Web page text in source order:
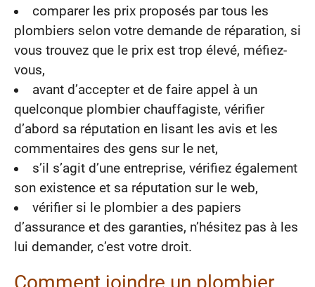
comparer les prix proposés par tous les
plombiers selon votre demande de réparation, si
vous trouvez que le prix est trop élevé, méfiez-
vous,
avant d’accepter et de faire appel à un
quelconque plombier chauffagiste, vérifier
d’abord sa réputation en lisant les avis et les
commentaires des gens sur le net,
s’il s’agit d’une entreprise, vérifiez également
son existence et sa réputation sur le web,
vérifier si le plombier a des papiers
d’assurance et des garanties, n’hésitez pas à les
lui demander, c’est votre droit.
Comment joindre un plombier